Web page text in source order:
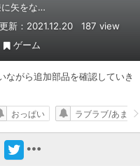
に矢をな…
更新：2021.12.20
187 view
ゲーム
がら追加部品を確認していき
おっぱい ラブラブ/あまあ